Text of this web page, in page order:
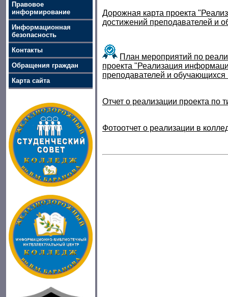
Правовое
информирование
Информационная
безопасность
Контакты
Обращения граждан
Карта сайта
Дорожная карта проекта
достижений преподавателей и
План мероприятий по
проекта "Реализация
преподавателей и обучающихся
Отчет о реализации проекта по
Фотоотчет о реализации в